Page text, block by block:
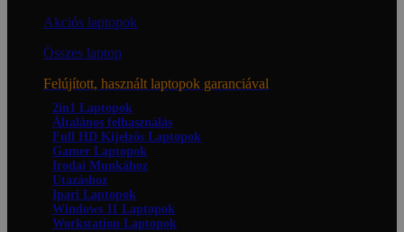
Akciós laptopok
Összes laptop
Felújított, használt laptopok garanciával
2in1 Laptopok
Általános felhasználás
Full HD Kijelzős Laptopok
Gamer Laptopok
Irodai Munkához
Utazáshoz
Ipari Laptopok
Windows 11 Laptopok
Workstation Laptopok